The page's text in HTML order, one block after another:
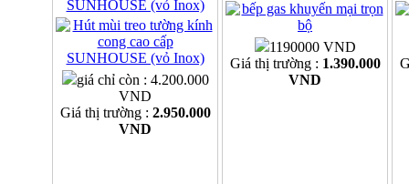
SUNHOUSE (vỏ Inox)
giá chỉ còn : 4.200.000
VND
Giá thị trường : 2.950.000
VND
1190000 VND
Giá thị trường : 1.390.000
VND